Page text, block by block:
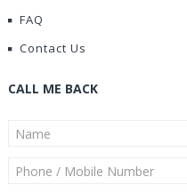
FAQ
Contact Us
CALL ME BACK